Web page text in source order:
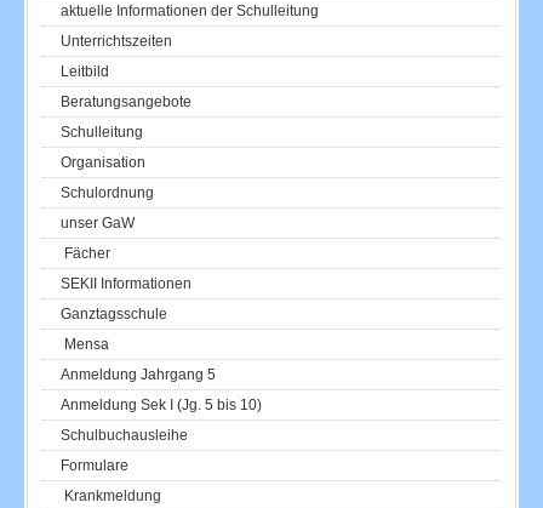
aktuelle Informationen der Schulleitung
Unterrichtszeiten
Leitbild
Beratungsangebote
Schulleitung
Organisation
Schulordnung
unser GaW
Fächer
SEKII Informationen
Ganztagsschule
Mensa
Anmeldung Jahrgang 5
Anmeldung Sek I (Jg. 5 bis 10)
Schulbuchausleihe
Formulare
Krankmeldung